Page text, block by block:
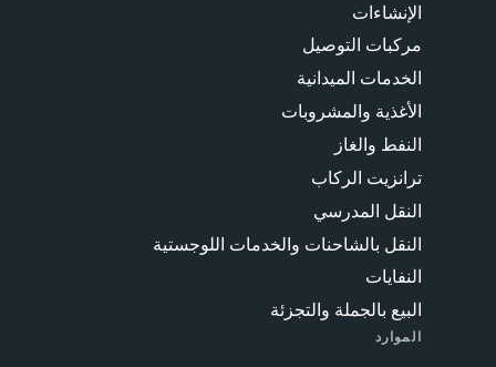
الإنشاءات
مركبات التوصيل
الخدمات الميدانية
الأغذية والمشروبات
النفط والغاز
ترانزيت الركاب
النقل المدرسي
النقل بالشاحنات والخدمات اللوجستية
النفايات
البيع بالجملة والتجزئة
الموارد